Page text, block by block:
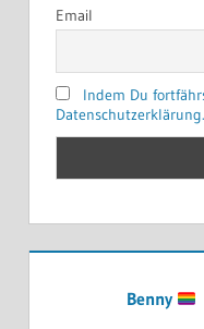
Email
Indem Du
Datenschutzerklärung.
Benny